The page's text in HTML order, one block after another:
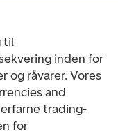
til
inden for
og råvarer. Vores
and
trading-
for